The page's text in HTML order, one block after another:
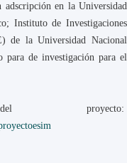
adscripción en la Universidad
Instituto de Investigaciones
de la Universidad Nacional
de investigación para el
proyecto: